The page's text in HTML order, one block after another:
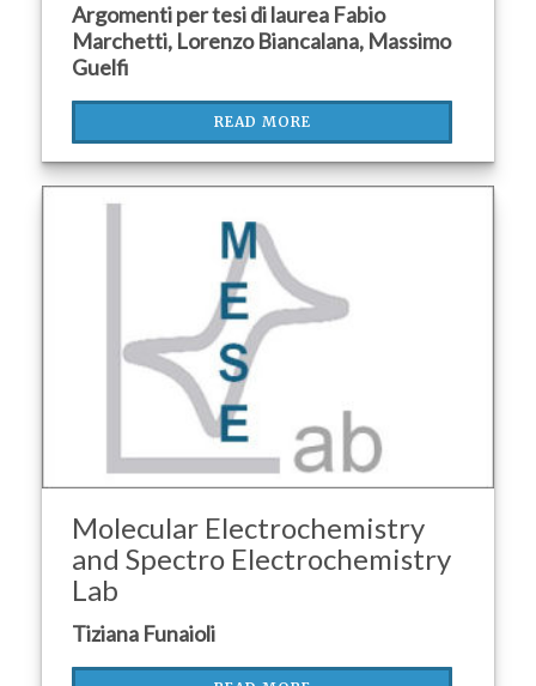
Argomenti per tesi di laurea Fabio
Marchetti, Lorenzo Biancalana, Massimo
Guelfi
READ MORE
Molecular Electrochemistry
and Spectro Electrochemistry
Lab
Tiziana Funaioli